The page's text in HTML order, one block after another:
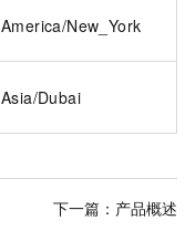
America/New_York
Asia/Dubai
下一篇： 产品概述